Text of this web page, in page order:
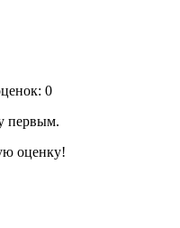
0
первым.
оценку!